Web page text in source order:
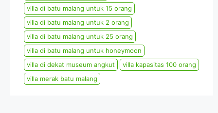
villa di batu malang untuk 15 orang
villa di batu malang untuk 2 orang
villa di batu malang untuk 25 orang
villa di batu malang untuk honeymoon
villa di dekat museum angkut
villa kapasitas 100 orang
villa merak batu malang